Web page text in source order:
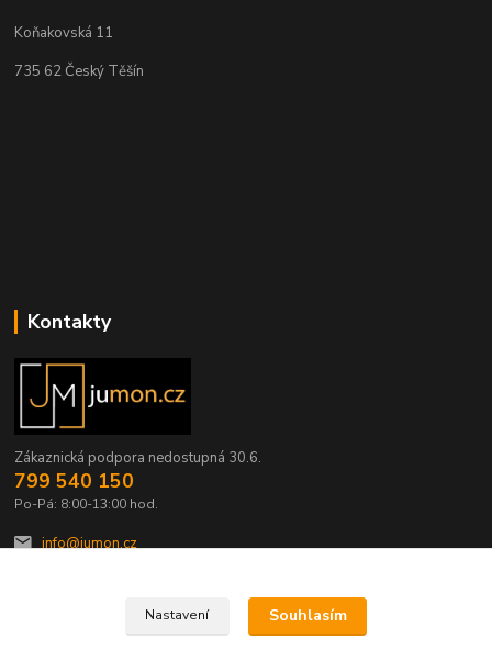
Koňakovská 11
735 62 Český Těšín
Kontakty
Zákaznická podpora nedostupná 30.6.
799 540 150
Po-Pá: 8:00-13:00 hod.
info@jumon.cz
Nastavení Souhlasím